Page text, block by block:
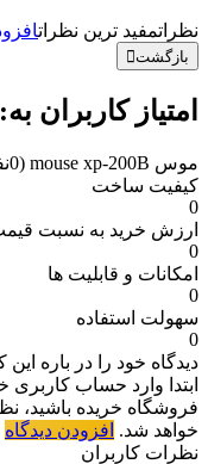
نظراتمفید ترین نظرات
بازگشت
امتیاز کاربران به:
موس mouse xp-200B
(0نفر)
کیفیت ساخت
0
ارزش خرید به نسبت
0
امکانات و قابلیت ها
0
سهولت استفاده
0
دیدگاه خود را در باره این
ابتدا وارد حساب کاربری
فروشگاه خریده باشید،
خواهد شد. افزودن دیدگاه
نظرات کاربران